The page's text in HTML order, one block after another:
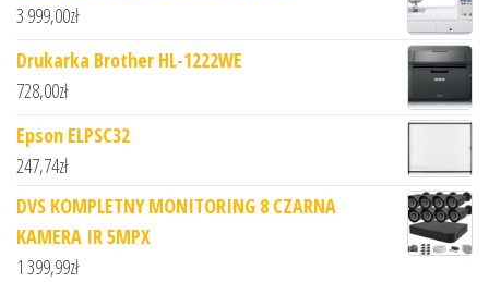
3 999,00zł
Drukarka Brother HL-1222WE
728,00zł
Epson ELPSC32
247,74zł
DVS KOMPLETNY MONITORING 8 CZARNA
KAMERA IR 5MPX
1 399,99zł